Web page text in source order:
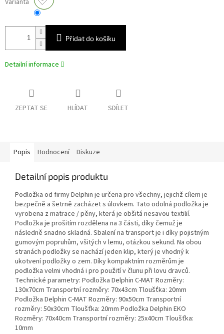
Varianta
Přidat do košíku
Detailní informace
ZEPTAT SE HLÍDAT SDÍLET
Popis Hodnocení Diskuze
Detailní popis produktu
Podložka od firmy Delphin je určena pro všechny, jejichž cílem je
bezpečně a šetrně zacházet s úlovkem. Tato odolná podložka je
vyrobena z matrace / pěny, která je obšitá nesavou textilií.
Podložka je prošitím rozdělena na 3 části, díky čemuž je
následně snadno skladná. Sbalení na transport je i díky pojistným
gumovým popruhům, všitých v lemu, otázkou sekund. Na obou
stranách podložky se nachází jeden klip, který je vhodný k
ukotvení podložky o zem. Díky kompaktním rozměrům je
podložka velmi vhodná i pro použití v člunu při lovu dravců.
Technické parametry: Podložka Delphin C-MAT Rozměry:
130x70cm Transportní rozměry: 70x43cm Tloušťka: 20mm
Podložka Delphin C-MAT Rozměry: 90x50cm Transportní
rozměry: 50x30cm Tloušťka: 20mm Podložka Delphin EKO
Rozměry: 70x40cm Transportní rozměry: 25x40cm Tloušťka:
10mm